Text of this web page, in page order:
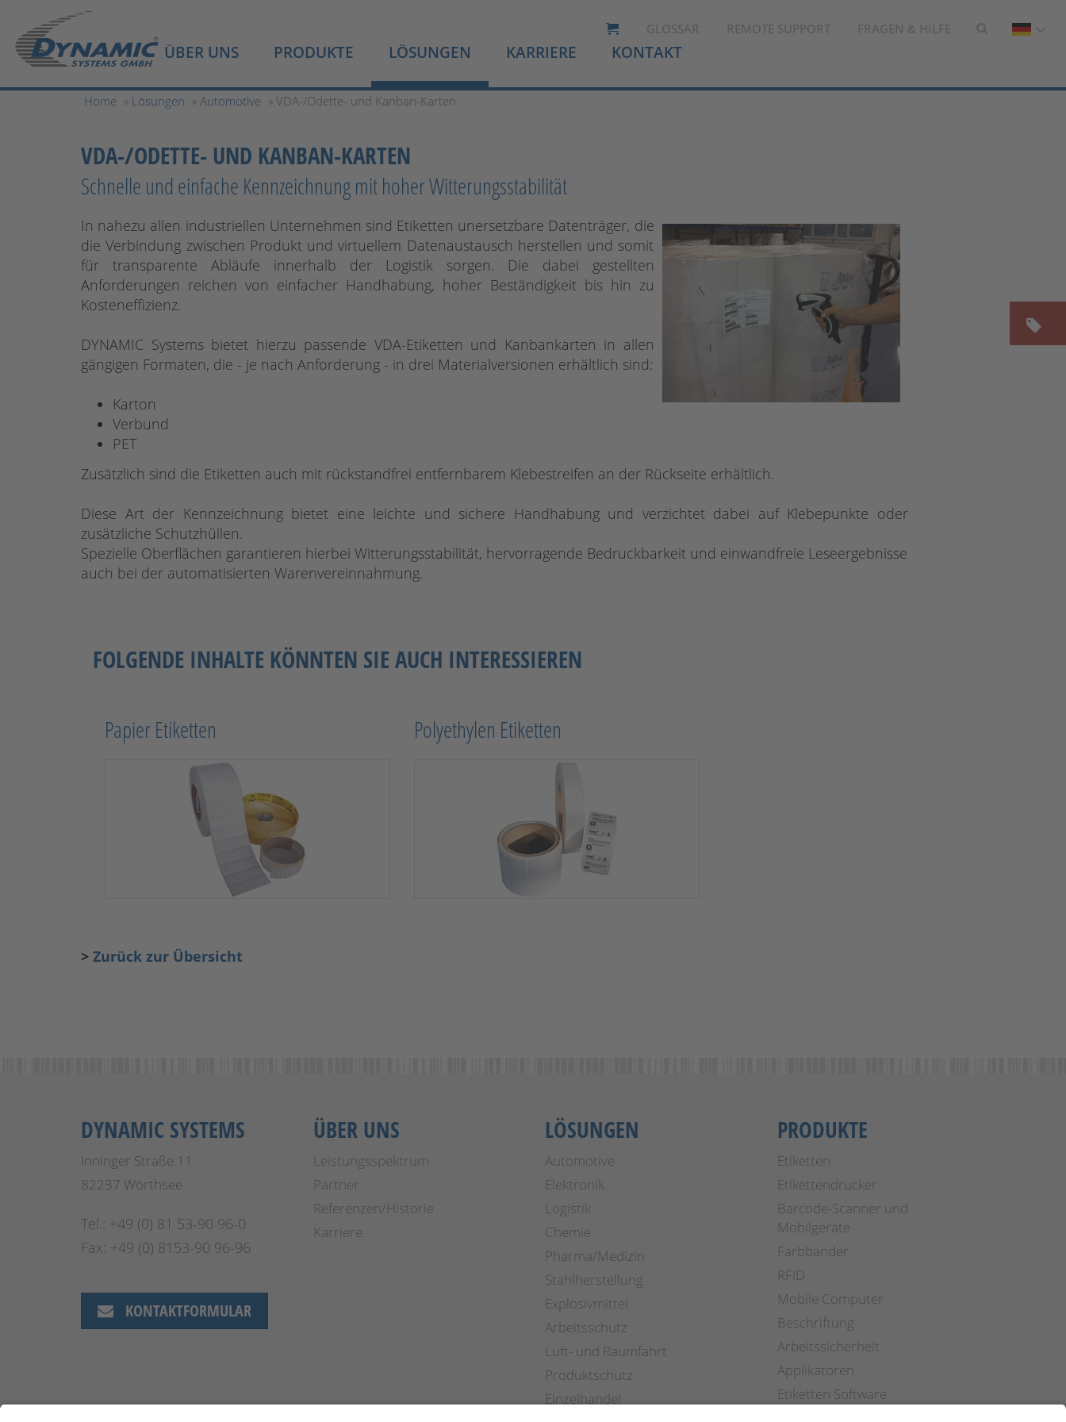
ÜBER UNS PRODUKTE LÖSUNGEN KARRIERE KONTAKT
Home » Lösungen » Automotive » VDA-/Odette- und Kanban-Karten
VDA-/ODETTE- UND KANBAN-KARTEN
Schnelle und einfache Kennzeichnung mit hoher Witterungsstabilität
In nahezu allen industriellen Unternehmen sind Etiketten unersetzbare Datenträger, die
die Verbindung zwischen Produkt und virtuellem Datenaustausch herstellen und somit
für transparente Abläufe innerhalb der Logistik sorgen. Die dabei gestellten
Anforderungen reichen von einfacher Handhabung, hoher Beständigkeit bis hin zu
Kosteneffizienz.
DYNAMIC Systems bietet hierzu passende VDA-Etiketten und Kanbankarten in allen
gängigen Formaten, die - je nach Anforderung - in drei Materialversionen erhältlich sind:
Karton
Verbund
PET
Zusätzlich sind die Etiketten auch mit rückstandfrei entfernbarem Klebestreifen an der Rückseite erhältlich.
Diese Art der Kennzeichnung bietet eine leichte und sichere Handhabung und verzichtet dabei auf Klebepunkte oder
zusätzliche Schutzhüllen.
Spezielle Oberflächen garantieren hierbei Witterungsstabilität, hervorragende Bedruckbarkeit und einwandfreie Leseergebnisse
auch bei der automatisierten Warenvereinnahmung.
FOLGENDE INHALTE KÖNNTEN SIE AUCH INTERESSIEREN
Papier Etiketten Polyethylen Etiketten
> Zurück zur Übersicht
DYNAMIC SYSTEMS
Inninger Straße 11
82237 Wörthsee
Tel.: +49 (0) 81 53-90 96-0
Fax: +49 (0) 8153-90 96-96
KONTAKTFORMULAR
ÜBER UNS
Leistungsspektrum
Partner
Referenzen/Historie
Karriere
LÖSUNGEN
Automotive
Elektronik
Logistik
Chemie
Pharma/Medizin
Stahlherstellung
Explosivmittel
Arbeitsschutz
Luft- und Raumfahrt
Produktschutz
Einzelhandel
PRODUKTE
Etiketten
Etikettendrucker
Barcode-Scanner und
Mobilgeräte
Farbbänder
RFID
Mobile Computer
Beschriftung
Arbeitssicherheit
Applikatoren
Etiketten Software